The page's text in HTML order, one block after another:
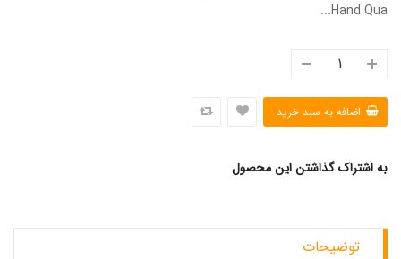
Hand Qua...
به اشتراک گذاشتن این محصول
توضیحات